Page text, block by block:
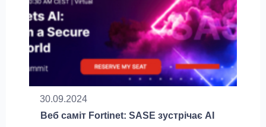
30.09.2024
Веб саміт Fortinet: SASE зустрічає AI